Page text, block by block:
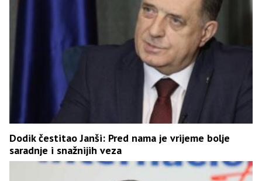
Dodik čestitao Janši: Pred nama je vrijeme bolje
saradnje i snažnijih veza